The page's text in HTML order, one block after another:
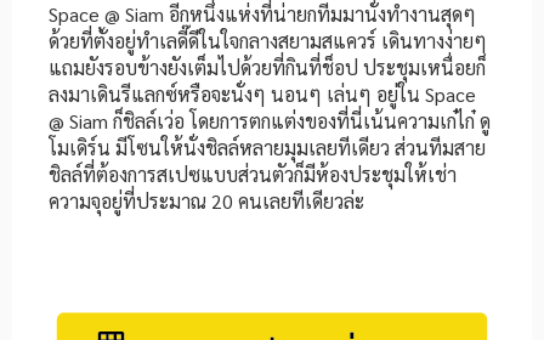
Space @ Siam อีกหนึ่งแห่งที่น่ายกทีมมานั่งทำงานสุดๆ
ด้วยที่ตั้งอยู่ทำเลดี๊ดีในใจกลางสยามสแควร์ เดินทางง่ายๆ
แถมยังรอบข้างยังเต็มไปด้วยที่กินที่ช็อป ประชุมเหนื่อยก็
ลงมาเดินรีแลกซ์หรือจะนั่งๆ นอนๆ เล่นๆ อยู่ใน Space
@ Siam ก็ชิลล์เว่อ โดยการตกแต่งของที่นี่เน้นความเก๋ไก๋ ดู
โมเดิร์น มีโซนให้นั่งชิลล์หลายมุมเลยทีเดียว ส่วนทีมสาย
ชิลล์ที่ต้องการสเปซแบบส่วนตัวก็มีห้องประชุมให้เช่า
ความจุอยู่ที่ประมาณ 20 คนเลยทีเดียวล่ะ